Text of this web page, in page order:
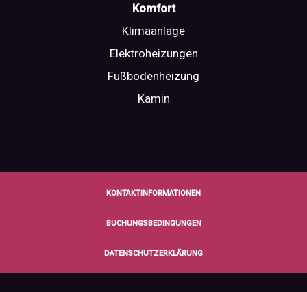
Komfort
Klimaanlage
Elektroheizungen
Fußbodenheizung
Kamin
KONTAKTINFORMATIONEN
BUCHUNGSBEDINGUNGEN
DATENSCHUTZERKLÄRUNG